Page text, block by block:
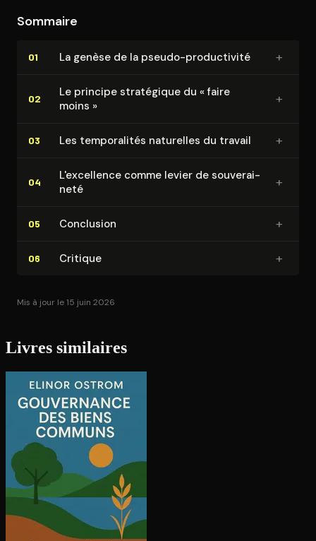
d'abord la genèse du problème qu'il identifie : une
Sommaire
01 La genèse de la pseudo-pro­duc­ti­vi­té +
02
Le principe stratégique du « faire
moins »
+
03 Les tem­po­ra­li­tés naturelles du travail +
04
L'ex­cel­lence comme levier de sou­ve­rai­
ne­té
+
05 Conclusion +
06 Critique +
Mis à jour le 15 juin 2026
Livres similaires